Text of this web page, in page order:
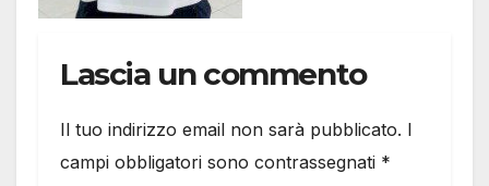
Lascia un commento
Il tuo indirizzo email non sarà pubblicato. I
campi obbligatori sono contrassegnati *